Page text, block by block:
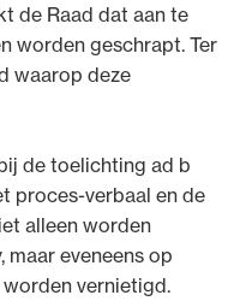
de Raad dat aan te
worden geschrapt. Ter
waarop deze
de toelichting ad b
proces-verbaal en de
alleen worden
eveneens op
vernietigd.